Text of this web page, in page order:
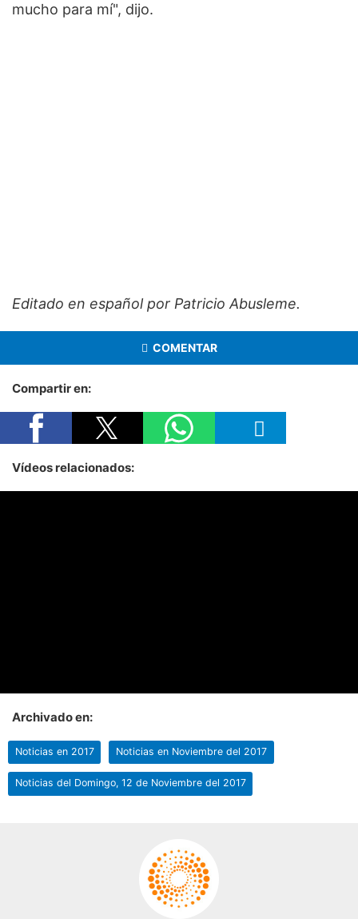
mucho para mí", dijo.
Editado en español por Patricio Abusleme.
COMENTAR
Compartir en:
Vídeos relacionados:
Archivado en:
Noticias en 2017 Noticias en Noviembre del 2017
Noticias del Domingo, 12 de Noviembre del 2017